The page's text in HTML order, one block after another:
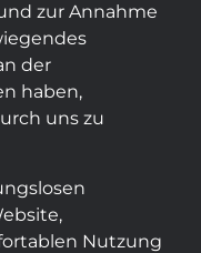
zur Annahme
der
haben,
uns zu
Nutzung